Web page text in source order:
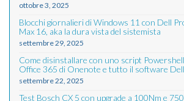
ottobre 3, 2025
Blocchi giornalieri di Windows 11 con Dell
Max 16, aka la dura vista del sistemista
settembre 29, 2025
Come disinstallare con uno script
Office 365 di Onenote e tutto il software
settembre 22, 2025
Test Bosch CX 5 con upgrade a 100Nm e